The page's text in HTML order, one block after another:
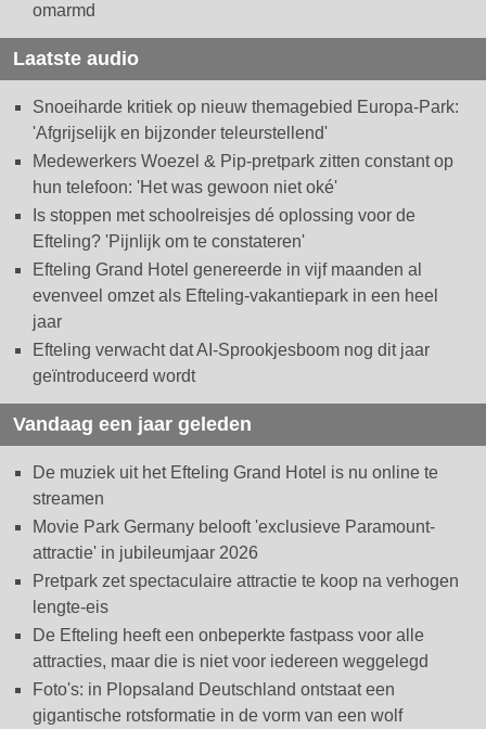
omarmd
Laatste audio
Snoeiharde kritiek op nieuw themagebied Europa-Park:
'Afgrijselijk en bijzonder teleurstellend'
Medewerkers Woezel & Pip-pretpark zitten constant op
hun telefoon: 'Het was gewoon niet oké'
Is stoppen met schoolreisjes dé oplossing voor de
Efteling? 'Pijnlijk om te constateren'
Efteling Grand Hotel genereerde in vijf maanden al
evenveel omzet als Efteling-vakantiepark in een heel
jaar
Efteling verwacht dat AI-Sprookjesboom nog dit jaar
geïntroduceerd wordt
Vandaag een jaar geleden
De muziek uit het Efteling Grand Hotel is nu online te
streamen
Movie Park Germany belooft 'exclusieve Paramount-
attractie' in jubileumjaar 2026
Pretpark zet spectaculaire attractie te koop na verhogen
lengte-eis
De Efteling heeft een onbeperkte fastpass voor alle
attracties, maar die is niet voor iedereen weggelegd
Foto's: in Plopsaland Deutschland ontstaat een
gigantische rotsformatie in de vorm van een wolf